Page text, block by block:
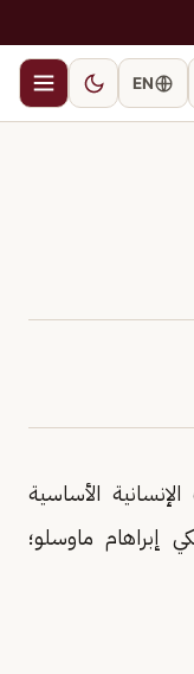
EN
الأساسية
إبراهام ماوسلو؛